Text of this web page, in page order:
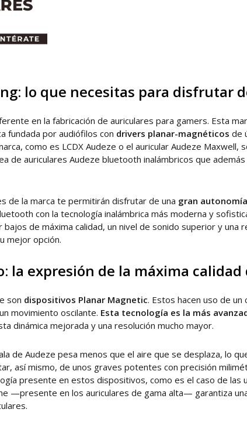
lo que necesitas para disfrutar
en la fabricación de auriculares para gamers. Esta
fundada por audiófilos con drivers planar-magnéticos de
como es LCDX Audeze o el auricular Audeze
de auriculares Audeze bluetooth inalámbricos que
de la marca te permitirán disfrutar de una gran autonomía
con la tecnología inalámbrica más moderna y
de máxima calidad, un nivel de sonido superior y una
mejor opción.
la expresión de la máxima
son dispositivos Planar Magnetic. Estos hacen uso de
movimiento oscilante. Esta tecnología es la más
dinámica mejorada y una resolución mucho mayor.
de Audeze pesa menos que el aire que se desplaza, lo
así mismo, de unos graves potentes con precisión
presente en estos dispositivos, como es el caso de
—presente en los auriculares de gama alta— garantiza